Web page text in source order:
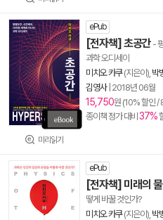
미리읽기
ePub
[전자책] 초공간 -
과학 오디세이
미치오 카쿠(지은이), 박
김영사| 2018년 06월
15,750원 (10% 할인 /
종이책 정가 대비 37%
ePub
[전자책] 미래의
떻게 바꿀 것인가?
미치오 카쿠(지은이), 박